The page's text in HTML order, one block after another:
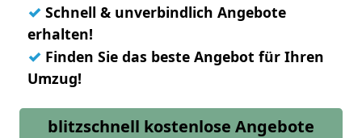
✓ Schnell & unverbindlich Angebote
erhalten!
✓ Finden Sie das beste Angebot für Ihren
Umzug!
blitzschnell kostenlose Angebote